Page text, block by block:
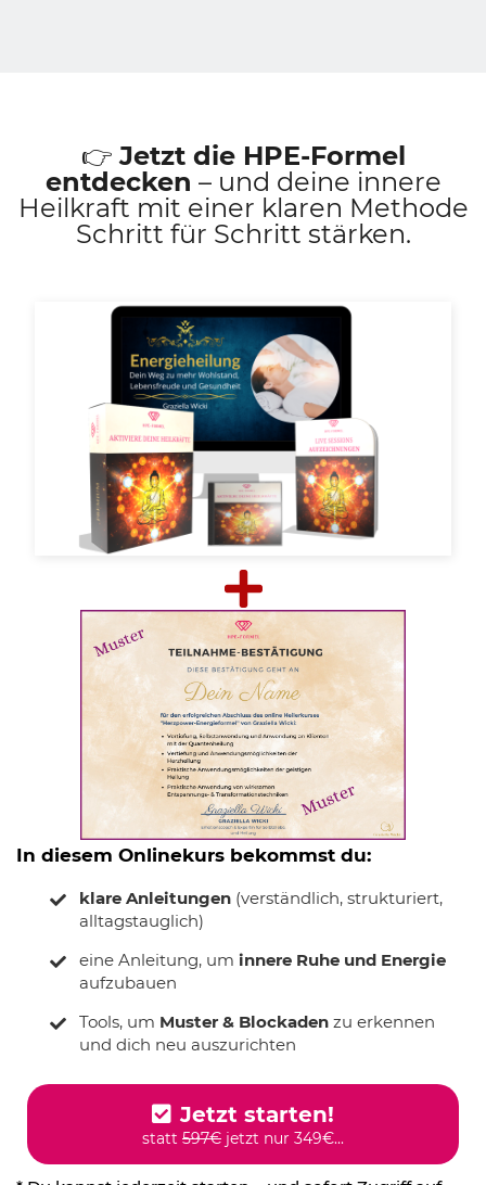
👉Jetzt die HPE-Formel
entdecken – und deine innere
Heilkraft mit einer klaren Methode
Schritt für Schritt stärken.
In diesem Onlinekurs bekommst du:
klare Anleitungen(verständlich, strukturiert,
alltagstauglich)
eine Anleitung, um innere Ruhe und Energie
aufzubauen
Tools, um Muster & Blockadenzu erkennen
und dich neu auszurichten
Jetzt starten!
statt 597€ jetzt nur 349€...